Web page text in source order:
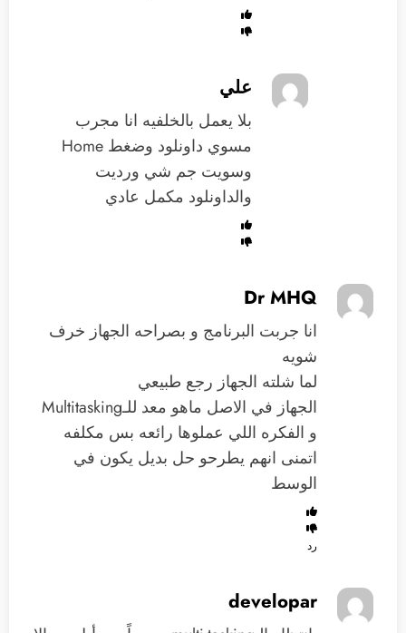
علي
بلا يعمل بالخلفيه انا مجرب
مسوي داونلود وضغط Home
وسويت جم شي ورديت
والداونلود مكمل عادي
Dr MHQ
انا جربت البرنامج و بصراحه الجهاز خرف
شويه
لما شلته الجهاز رجع طبيعي
الجهاز في الاصل ماهو معد للـMultitasking
و الفكره اللي عملوها رائعه بس مكلفه
اتمنى انهم يطرحو حل بديل يكون في
الوسط
رد
developar